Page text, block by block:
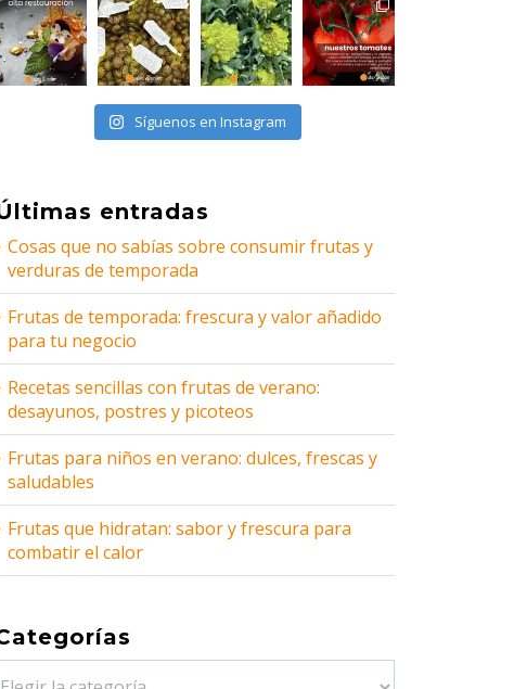
Síguenos en Instagram
entradas
Cosas que no sabías sobre consumir frutas y
verduras de temporada
Frutas de temporada: frescura y valor añadido
para tu negocio
Recetas sencillas con frutas de verano:
desayunos, postres y picoteos
Frutas para niños en verano: dulces, frescas y
saludables
Frutas que hidratan: sabor y frescura para
combatir el calor